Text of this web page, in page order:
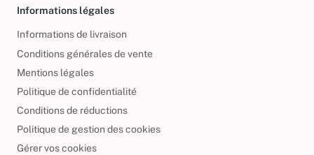
Informations légales
Informations de livraison
Conditions générales de vente
Mentions légales
Politique de confidentialité
Conditions de réductions
Politique de gestion des cookies
Gérer vos cookies